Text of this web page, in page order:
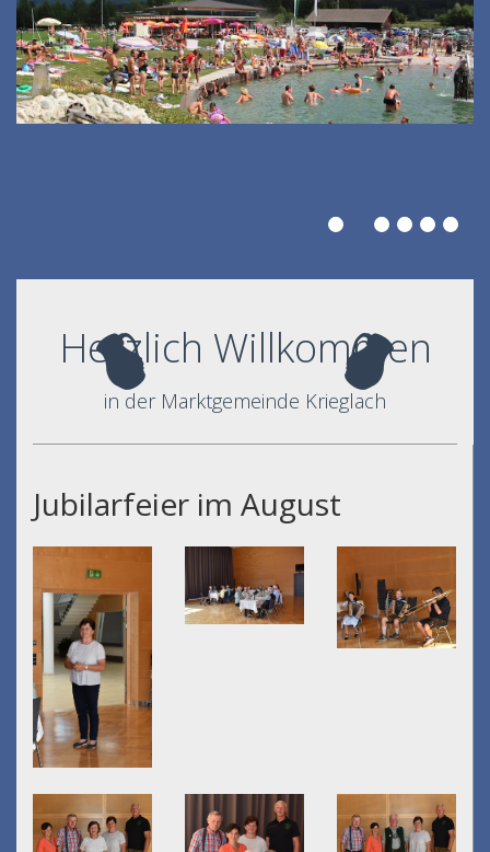
Herzlich Willkommen
in der Marktgemeinde Krieglach
Jubilarfeier im August